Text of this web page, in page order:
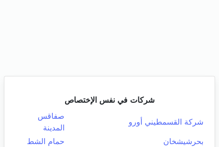
شركات في نفس الإختصاص
شركة القسمطيني أورو
صفاقس
المدينة
بحرشيشخان
حمام الشط